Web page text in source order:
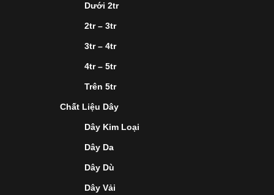
Dưới 2tr
2tr – 3tr
3tr – 4tr
4tr – 5tr
Trên 5tr
Chất Liệu Dây
Dây Kim Loại
Dây Da
Dây Dù
Dây Vải